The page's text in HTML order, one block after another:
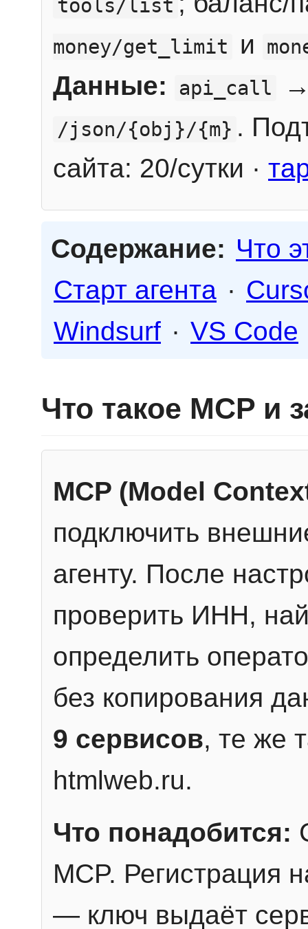
tools/list
money/get_limit и
Данные: api_call
/json/{obj}/{m} .
сайта: 20/сутки ·
Содержание: Что
Старт агента ·
Windsurf · VS Code
Что такое MCP и
MCP (Model
подключить
агенту. После
проверить ИНН,
определить
без копирования
9 сервисов, те же
htmlweb.ru.
Что понадобится:
MCP. Регистрация
— ключ выдаёт